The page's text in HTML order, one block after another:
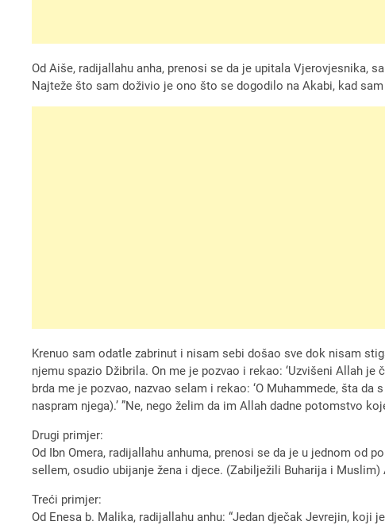
Od Aiše, radijallahu anha, prenosi se da je upitala Vjerovjesnika,
Najteže što sam doživio je ono što se dogodilo na Akabi, kad
Krenuo sam odatle zabrinut i nisam sebi došao sve dok nisam
njemu spazio Džibrila. On me je pozvao i rekao: ‘Uzvišeni Allah
brda me je pozvao, nazvao selam i rekao: ‘O Muhammede, šta
naspram njega).’ ”Ne, nego želim da im Allah dadne potomstvo
Drugi primjer:
Od Ibn Omera, radijallahu anhuma, prenosi se da je u jednom od
sellem, osudio ubijanje žena i djece. (Zabilježili Buharija i
Treći primjer:
Od Enesa b. Malika, radijallahu anhu: “Jedan dječak Jevrejin,